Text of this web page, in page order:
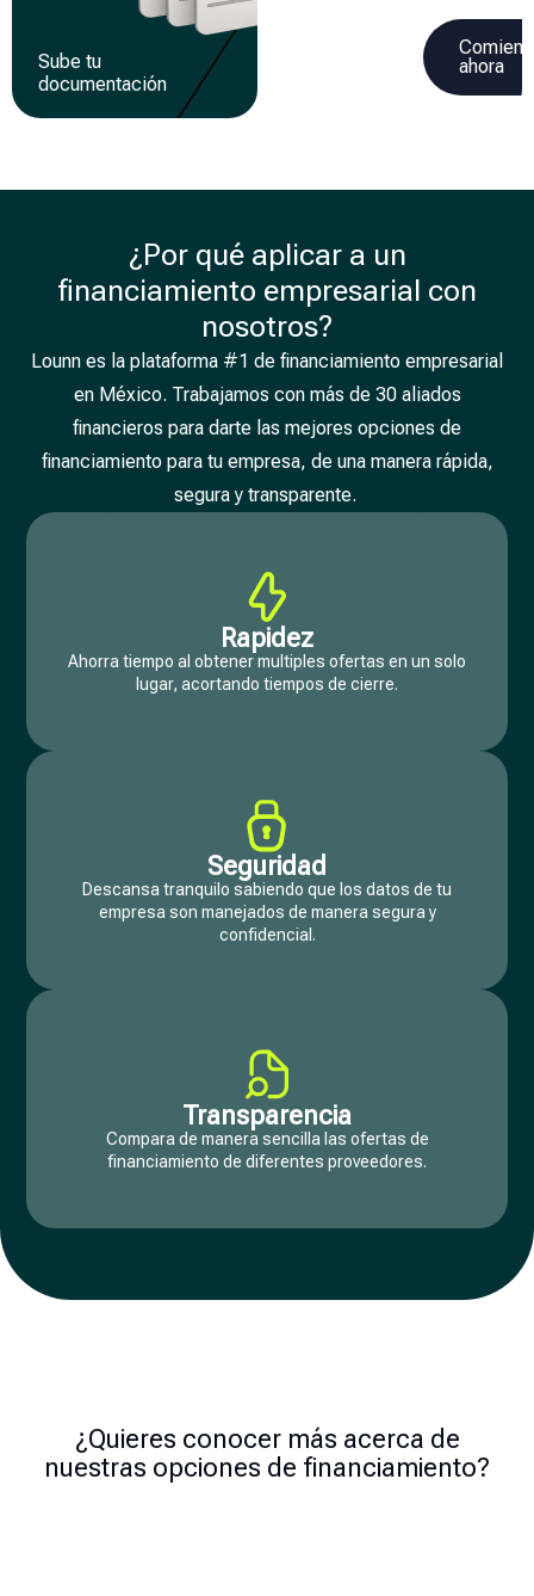
Sube tu
documentación
ahora
¿Por qué aplicar a un
financiamiento empresarial con
nosotros?
Lounn es la plataforma #1 de financiamiento empresarial
en México. Trabajamos con más de 30 aliados
financieros para darte las mejores opciones de
financiamiento para tu empresa, de una manera rápida,
segura y transparente.
Rapidez
Ahorra tiempo al obtener multiples ofertas en un solo
lugar, acortando tiempos de cierre.
Seguridad
Descansa tranquilo sabiendo que los datos de tu
empresa son manejados de manera segura y
confidencial.
Transparencia
Compara de manera sencilla las ofertas de
financiamiento de diferentes proveedores.
¿Quieres conocer más acerca de
nuestras opciones de financiamiento?